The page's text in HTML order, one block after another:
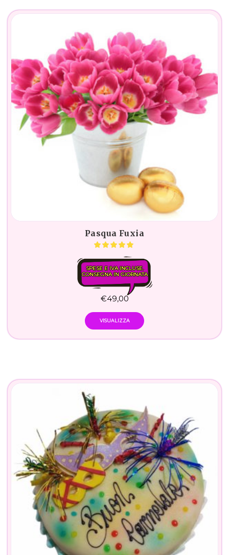
Pasqua Fuxia
SPESE E IVA INCLUSE.
CONSEGNA IN GIORNATA
€49,00
VISUALIZZA